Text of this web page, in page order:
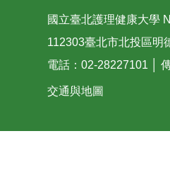
國立臺北護理健康大學
112303臺北市北投區明
電話：02-28227101 │
交通與地圖